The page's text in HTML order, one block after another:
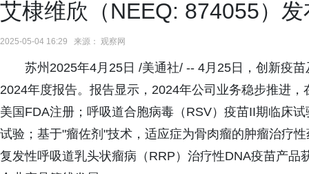
艾棣维欣（NEEQ: 874055）
2025-05-04 16:29 来源： 观察网
苏州2025年4月25日 /美通社/ -- 4月25日，创新疫
2024年度报告。报告显示，2024年公司业务稳步推进
美国FDA注册；呼吸道合胞病毒（RSV）疫苗II期临床
试验；基于"瘤佐剂"技术，适应症为骨肉瘤的肿瘤治疗
复发性呼吸道乳头状瘤病（RRP）治疗性DNA疫苗产